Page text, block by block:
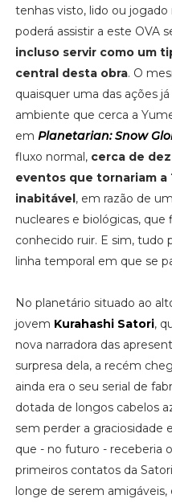
tenhas visto, lido ou jogado
poderá assistir a este OVA
incluso servir como um
central desta obra. O
quaisquer uma das ações
ambiente que cerca a
em Planetarian: Snow
fluxo normal, cerca de
eventos que tornariam a
inabitável, em razão de
nucleares e biológicas,
conhecido ruir. E sim, tudo
linha temporal em que se
No planetário situado ao
jovem Kurahashi Satori,
nova narradora das
surpresa dela, a recém
ainda era o seu serial de
dotada de longos cabelos
sem perder a graciosidade
que - no futuro - receberia
primeiros contatos da
longe de serem amigáveis,